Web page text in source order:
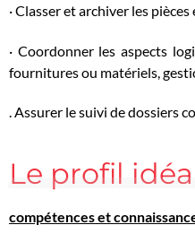
· Classer et archiver les
· Coordonner les aspects
fournitures ou matériels,
. Assurer le suivi de dossiers
Le profil
compétences et